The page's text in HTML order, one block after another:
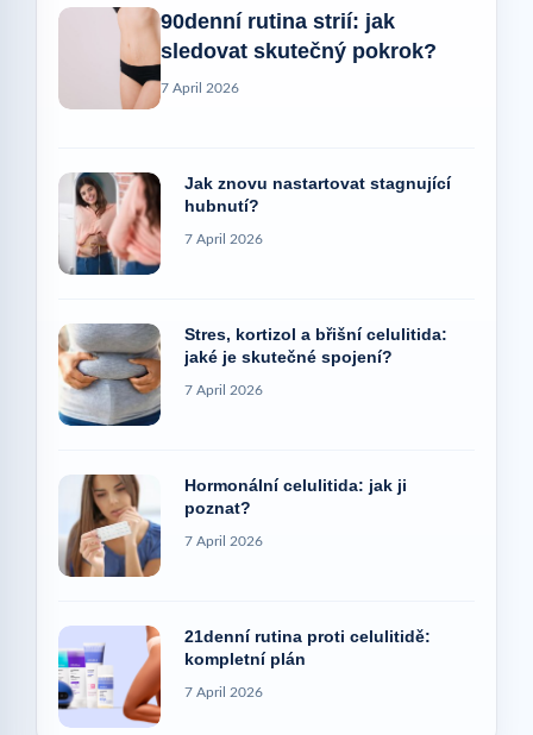
90denní rutina strií: jak
sledovat skutečný pokrok?
7 April 2026
Jak znovu nastartovat stagnující
hubnutí?
7 April 2026
Stres, kortizol a břišní celulitida:
jaké je skutečné spojení?
7 April 2026
Hormonální celulitida: jak ji
poznat?
7 April 2026
21denní rutina proti celulitidě:
kompletní plán
7 April 2026